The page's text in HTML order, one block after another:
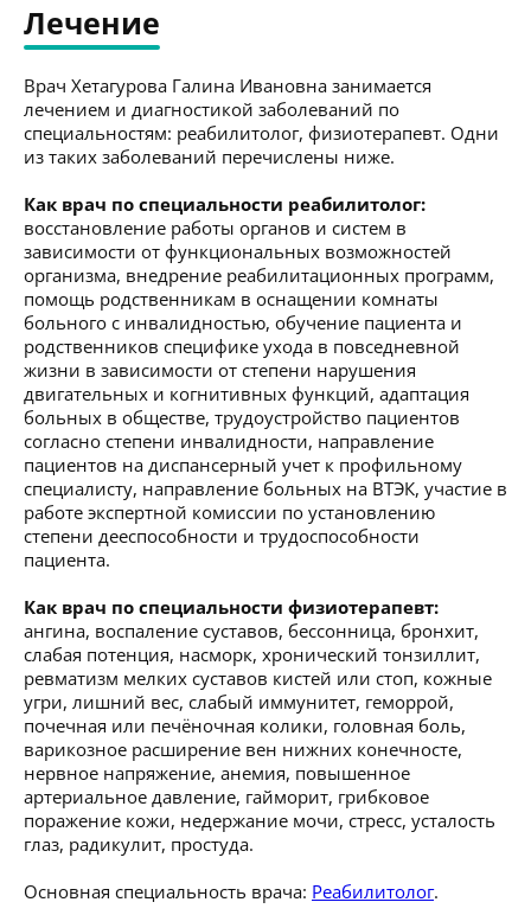
Лечение
Врач Хетагурова Галина Ивановна занимается
лечением и диагностикой заболеваний по
специальностям: реабилитолог, физиотерапевт. Одни
из таких заболеваний перечислены ниже.
Как врач по специальности реабилитолог:
восстановление работы органов и систем в
зависимости от функциональных возможностей
организма, внедрение реабилитационных программ,
помощь родственникам в оснащении комнаты
больного с инвалидностью, обучение пациента и
родственников специфике ухода в повседневной
жизни в зависимости от степени нарушения
двигательных и когнитивных функций, адаптация
больных в обществе, трудоустройство пациентов
согласно степени инвалидности, направление
пациентов на диспансерный учет к профильному
специалисту, направление больных на ВТЭК, участие в
работе экспертной комиссии по установлению
степени дееспособности и трудоспособности
пациента.
Как врач по специальности физиотерапевт:
ангина, воспаление суставов, бессонница, бронхит,
слабая потенция, насморк, хронический тонзиллит,
ревматизм мелких суставов кистей или стоп, кожные
угри, лишний вес, слабый иммунитет, геморрой,
почечная или печёночная колики, головная боль,
варикозное расширение вен нижних конечносте,
нервное напряжение, анемия, повышенное
артериальное давление, гайморит, грибковое
поражение кожи, недержание мочи, стресс, усталость
глаз, радикулит, простуда.
Основная специальность врача: Реабилитолог.